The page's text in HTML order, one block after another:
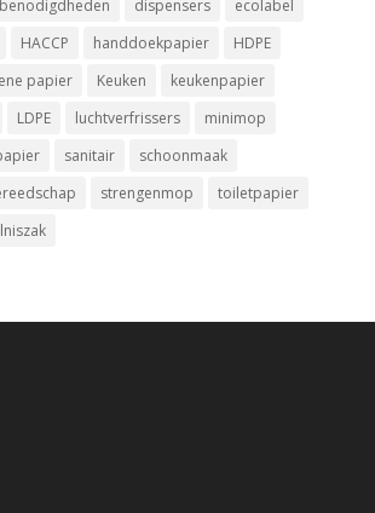
dispensers
ecolabel
HACCP handdoekpapier
HDPE
papier Keuken
keukenpapier
LDPE luchtverfrissers
minimop
sanitair
schoonmaak
strengenmop
toiletpapier